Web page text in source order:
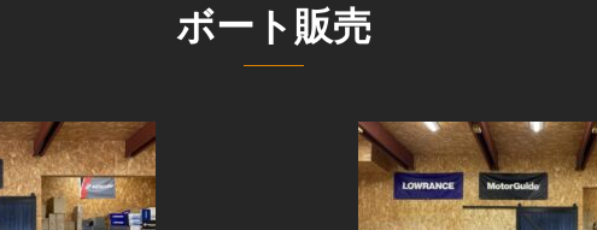
ボート販売